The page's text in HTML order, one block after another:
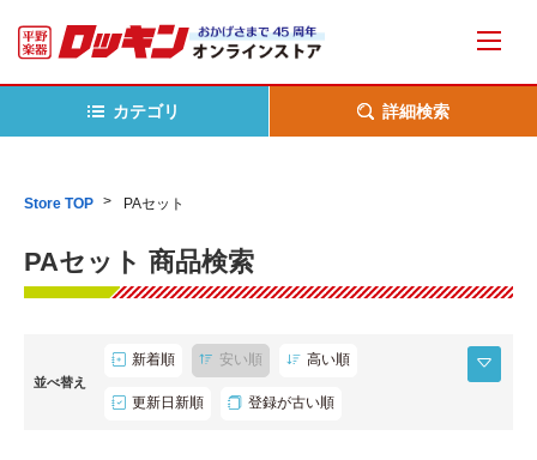
カテゴリ 詳細検索
Store TOP PAセット
PAセット 商品検索
並べ替え
新着順 安い順 高い順
更新日新順 登録が古い順